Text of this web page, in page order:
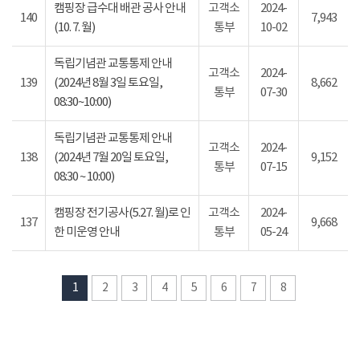
140
캠핑장 급수대 배관 공사 안내
(10. 7. 월)
고객소
통부
2024-
10-02
7,943
139
독립기념관 교통통제 안내
(2024년 8월 3일 토요일,
08:30~10:00)
고객소
통부
2024-
07-30
8,662
138
독립기념관 교통통제 안내
(2024년 7월 20일 토요일,
08:30 ~ 10:00)
고객소
통부
2024-
07-15
9,152
137
캠핑장 전기공사(5.27. 월)로 인
한 미운영 안내
고객소
통부
2024-
05-24
9,668
1 2 3 4 5 6 7 8